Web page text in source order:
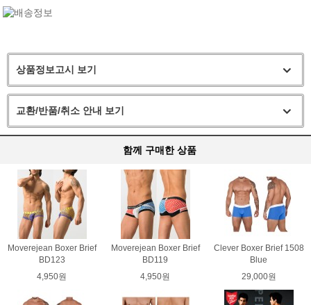
상품정보고시 보기
교환/반품/취소 안내 보기
함께 구매한 상품
Moverejean Boxer Brief
BD123
4,950원
Moverejean Boxer Brief
BD119
4,950원
Clever Boxer Brief 1508
Blue
29,000원